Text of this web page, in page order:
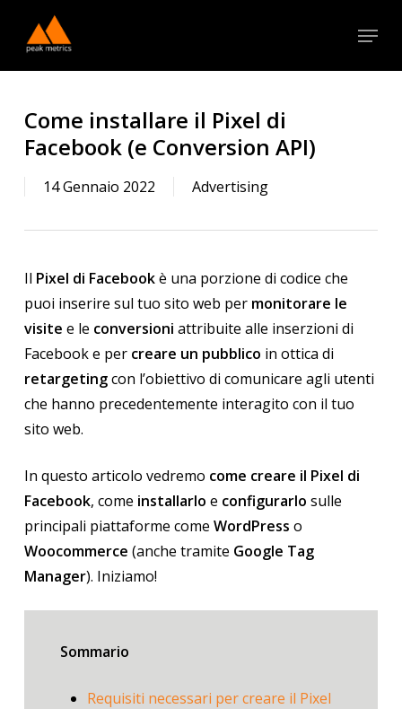
Menu
Come installare il Pixel di
Facebook (e Conversion API)
14 Gennaio 2022 Advertising
Il Pixel di Facebookè una porzione di codice che
puoi inserire sul tuo sito web per monitorare le
visite e le conversioni attribuite alle inserzioni di
Facebook e per creare un pubblico in ottica di
retargetingcon l’obiettivo di comunicare agli utenti
che hanno precedentemente interagito con il tuo
sito web.
In questo articolo vedremo come creare il Pixel di
Facebook, come installarlo e configurarlo sulle
principali piattaforme come WordPress o
Woocommerce (anche tramite Google Tag
Manager). Iniziamo!
Sommario
Requisiti necessari per creare il Pixel